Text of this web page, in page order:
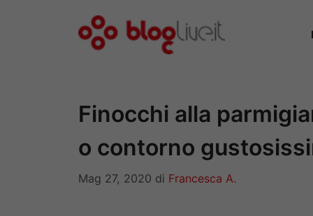
Finocchi alla
o contorno
Mag 27, 2020 di Francesca A.